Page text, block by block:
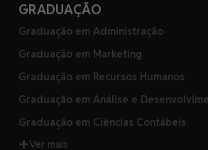
GRADUAÇÃO
Graduação em Administração
Graduação em Marketing
Graduação em Recursos Humanos
Graduação em Análise e
Graduação em Ciências Contábeis
Ver mais